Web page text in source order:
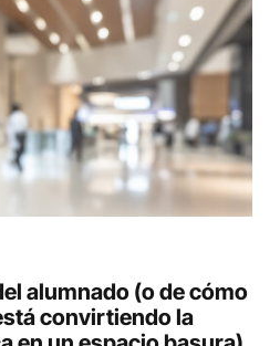
alumnado (o de cómo
convirtiendo la